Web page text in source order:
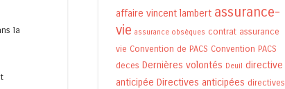
la
affaire vincent lambert assurance-
vie assurance obsèques contrat assurance
vie Convention de PACS Convention PACS
deces Dernières volontés Deuil directive
anticipée Directives anticipées directives